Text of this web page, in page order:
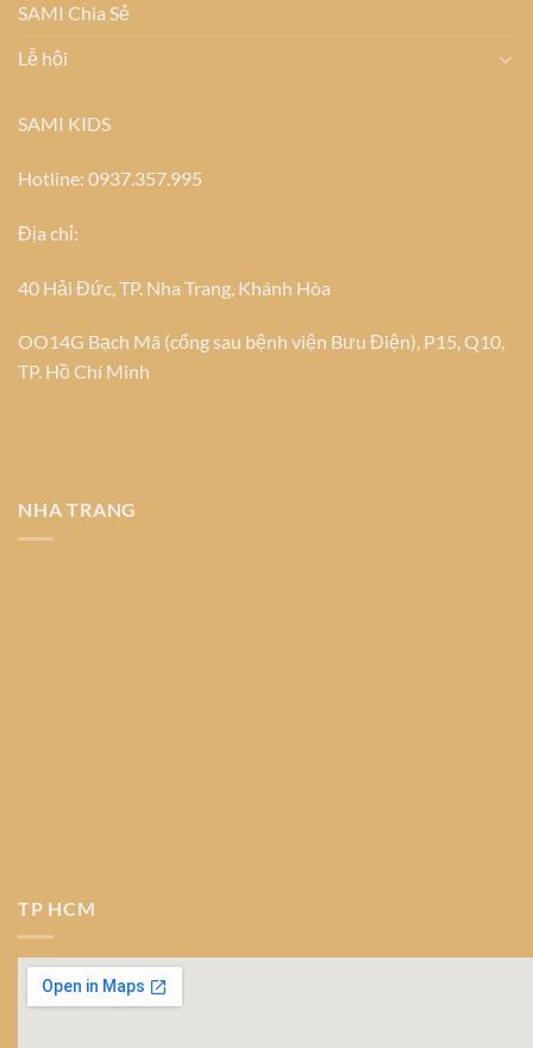
SAMI Chia Sẻ
Lễ hội
SAMI KIDS
Hotline: 0937.357.995
Địa chỉ:
40 Hải Đức, TP. Nha Trang, Khánh Hòa
OO14G Bạch Mã (cổng sau bệnh viện Bưu Điện), P15, Q10,
TP. Hồ Chí Minh
NHA TRANG
TP HCM